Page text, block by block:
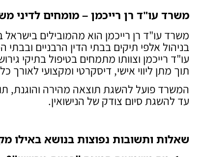
משרד עו"ד רן רייכמן – מומחים לדיני
בניהול אלפי תיקים בבתי הדין הרבניים
עו"ד רייכמן וצוותו מתמחים בטיפול בתיקי
תוך מתן ליווי אישי, דיסקרטי ומקצועי לאורך
המשרד פועל להשגת תוצאה מהירה והוגנת,
עד להשגת סיום צודק של הנישואין.
שאלות ותשובות נפוצות בנושא באילו